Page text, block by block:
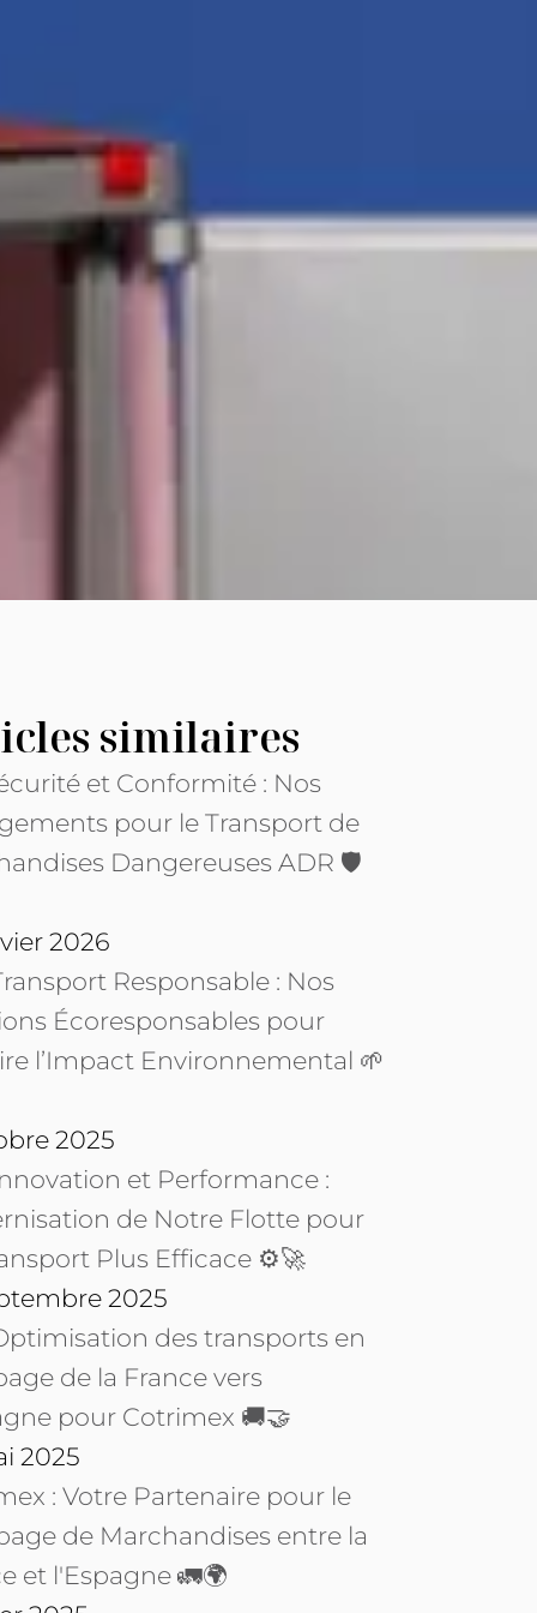
similaires
et Conformité : Nos
pour le Transport de
Dangereuses ADR 🛡️
2026
Responsable : Nos
Écoresponsables pour
l’Impact Environnemental 🌱
2025
et Performance :
de Notre Flotte pour
Plus Efficace ⚙️🚀
2025
des transports en
de la France vers
pour Cotrimex 🚚🤝
2025
: Votre Partenaire pour le
de Marchandises entre la
et l'Espagne 🚛🌍